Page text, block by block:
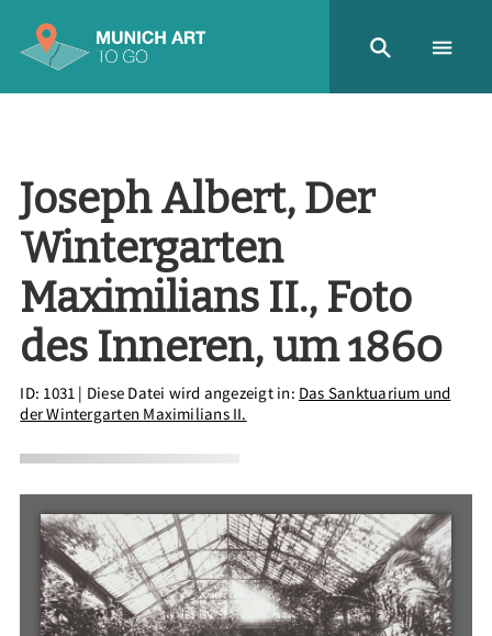
Joseph Albert, Der
Wintergarten
Maximilians II., Foto
des Inneren, um 1860
ID: 1031 | Diese Datei wird angezeigt in: Das Sanktuarium und
der Wintergarten Maximilians II.